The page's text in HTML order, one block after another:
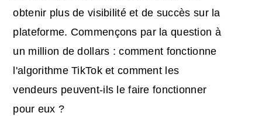
obtenir plus de visibilité et de succès sur la
plateforme. Commençons par la question à
un million de dollars : comment fonctionne
l'algorithme TikTok et comment les
vendeurs peuvent-ils le faire fonctionner
pour eux ?